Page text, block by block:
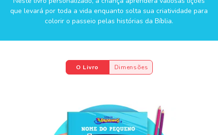
que levará por toda a vida enquanto solta sua criatividade para
colorir o passeio pelas histórias da Bíblia.
O Livro Dimensões